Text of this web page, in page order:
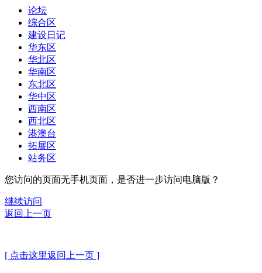
论坛
综合区
建设日记
华东区
华北区
华南区
东北区
华中区
西南区
西北区
港澳台
拓展区
站务区
您访问的页面无手机页面，是否进一步访问电脑版？
继续访问
返回上一页
[ 点击这里返回上一页 ]